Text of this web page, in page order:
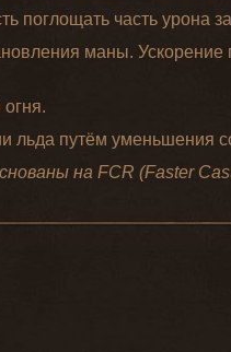
поглощать часть урона
маны.
льда путём уменьшения
на FCR (Faster